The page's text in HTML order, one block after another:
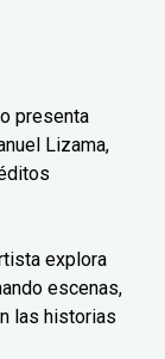
presenta
Lizama,
explora
escenas,
las historias